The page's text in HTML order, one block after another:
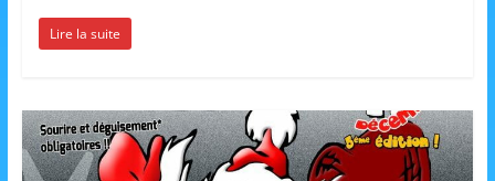
r
s
,
Lire la suite